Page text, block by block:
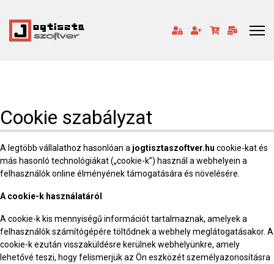
Cookie szabályzat
A legtöbb vállalathoz hasonlóan a jogtisztaszoftver.hu cookie-kat és
más hasonló technológiákat („cookie-k”) használ a webhelyein a
felhasználók online élményének támogatására és növelésére.
A cookie-k használatáról
A cookie-k kis mennyiségű információt tartalmaznak, amelyek a
felhasználók számítógépére töltődnek a webhely meglátogatásakor. A
cookie-k ezután visszaküldésre kerülnek webhelyünkre, amely
lehetővé teszi, hogy felismerjük az Ön eszközét személyazonosításra